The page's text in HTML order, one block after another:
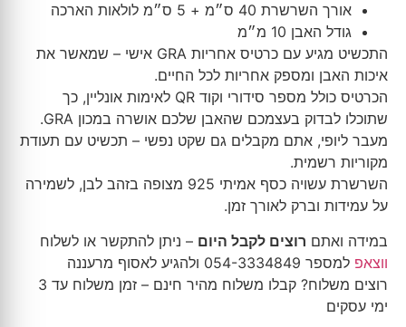
אורך השרשרת 40 ס״מ + 5 ס״מ לולאות הארכה
גודל האבן 10 מ״מ
התכשיט מגיע עם כרטיס אחריות GRA אישי – שמאשר את
איכות האבן ומספק אחריות לכל החיים.
הכרטיס כולל מספר סידורי וקוד QR לאימות אונליין, כך
שתוכלו לבדוק בעצמכם שהאבן שלכם אושרה במכון GRA.
מעבר ליופי, אתם מקבלים גם שקט נפשי – תכשיט עם תעודת
מקוריות רשמית.
השרשרת עשויה כסף אמיתי 925 מצופה בזהב לבן, לשמירה
על עמידות וברק לאורך זמן.
במידה ואתם רוצים לקבל היום – ניתן להתקשר או לשלוח
ווצאפ למספר 054-3334849 ולהגיע לאסוף מרעננה
רוצים משלוח? קבלו משלוח מהיר חינם – זמן משלוח עד 3
ימי עסקים